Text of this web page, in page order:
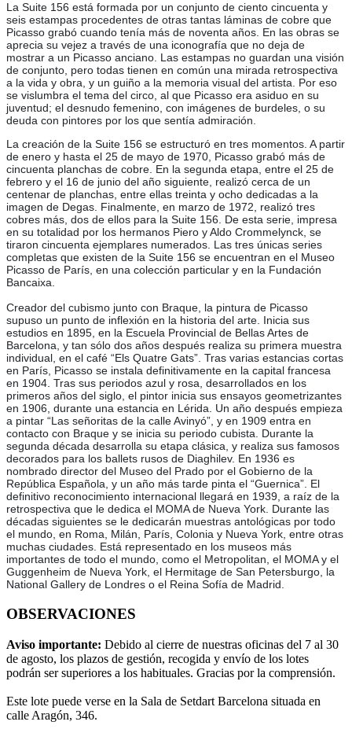
La Suite 156 está formada por un conjunto de ciento cincuenta y
seis estampas procedentes de otras tantas láminas de cobre que
Picasso grabó cuando tenía más de noventa años. En las obras se
aprecia su vejez a través de una iconografía que no deja de
mostrar a un Picasso anciano. Las estampas no guardan una visión
de conjunto, pero todas tienen en común una mirada retrospectiva
a la vida y obra, y un guiño a la memoria visual del artista. Por eso
se vislumbra el tema del circo, al que Picasso era asiduo en su
juventud; el desnudo femenino, con imágenes de burdeles, o su
deuda con pintores por los que sentía admiración.
La creación de la Suite 156 se estructuró en tres momentos. A partir
de enero y hasta el 25 de mayo de 1970, Picasso grabó más de
cincuenta planchas de cobre. En la segunda etapa, entre el 25 de
febrero y el 16 de junio del año siguiente, realizó cerca de un
centenar de planchas, entre ellas treinta y ocho dedicadas a la
imagen de Degas. Finalmente, en marzo de 1972, realizó tres
cobres más, dos de ellos para la Suite 156. De esta serie, impresa
en su totalidad por los hermanos Piero y Aldo Crommelynck, se
tiraron cincuenta ejemplares numerados. Las tres únicas series
completas que existen de la Suite 156 se encuentran en el Museo
Picasso de París, en una colección particular y en la Fundación
Bancaixa.
Creador del cubismo junto con Braque, la pintura de Picasso
supuso un punto de inflexión en la historia del arte. Inicia sus
estudios en 1895, en la Escuela Provincial de Bellas Artes de
Barcelona, y tan sólo dos años después realiza su primera muestra
individual, en el café “Els Quatre Gats”. Tras varias estancias cortas
en París, Picasso se instala definitivamente en la capital francesa
en 1904. Tras sus periodos azul y rosa, desarrollados en los
primeros años del siglo, el pintor inicia sus ensayos geometrizantes
en 1906, durante una estancia en Lérida. Un año después empieza
a pintar “Las señoritas de la calle Avinyó”, y en 1909 entra en
contacto con Braque y se inicia su periodo cubista. Durante la
segunda década desarrolla su etapa clásica, y realiza sus famosos
decorados para los ballets rusos de Diaghilev. En 1936 es
nombrado director del Museo del Prado por el Gobierno de la
República Española, y un año más tarde pinta el “Guernica”. El
definitivo reconocimiento internacional llegará en 1939, a raíz de la
retrospectiva que le dedica el MOMA de Nueva York. Durante las
décadas siguientes se le dedicarán muestras antológicas por todo
el mundo, en Roma, Milán, París, Colonia y Nueva York, entre otras
muchas ciudades. Está representado en los museos más
importantes de todo el mundo, como el Metropolitan, el MOMA y el
Guggenheim de Nueva York, el Hermitage de San Petersburgo, la
National Gallery de Londres o el Reina Sofía de Madrid.
OBSERVACIONES
Aviso importante: Debido al cierre de nuestras oficinas del 7 al 30
de agosto, los plazos de gestión, recogida y envío de los lotes
podrán ser superiores a los habituales. Gracias por la comprensión.
Este lote puede verse en la Sala de Setdart Barcelona situada en
calle Aragón, 346.